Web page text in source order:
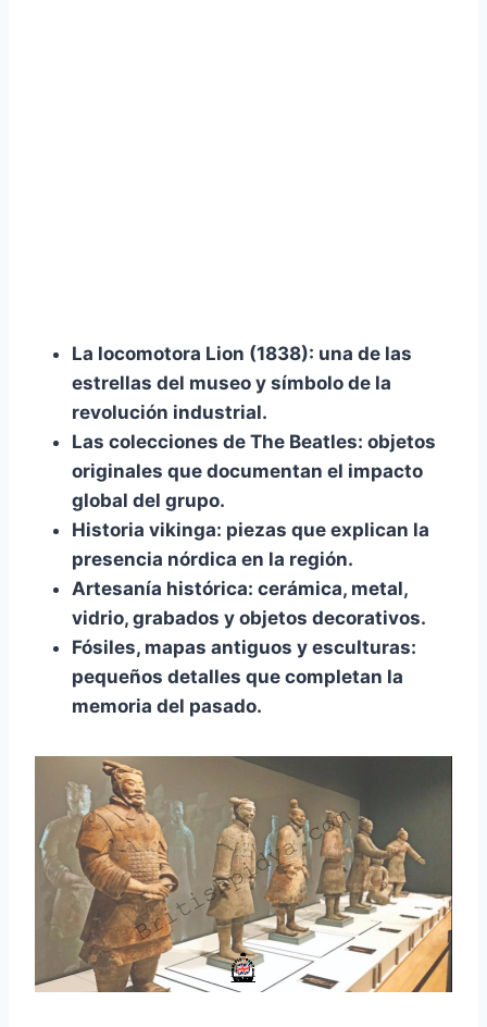
La locomotora Lion (1838): una de las
estrellas del museo y símbolo de la
revolución industrial.
Las colecciones de The Beatles: objetos
originales que documentan el impacto
global del grupo.
Historia vikinga: piezas que explican la
presencia nórdica en la región.
Artesanía histórica: cerámica, metal,
vidrio, grabados y objetos decorativos.
Fósiles, mapas antiguos y esculturas:
pequeños detalles que completan la
memoria del pasado.